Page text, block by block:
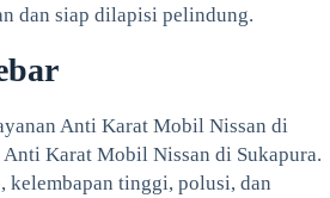
dan siap dilapisi pelindung.
Anti Karat Mobil Nissan di
Karat Mobil Nissan di Sukapura.
tinggi, polusi, dan